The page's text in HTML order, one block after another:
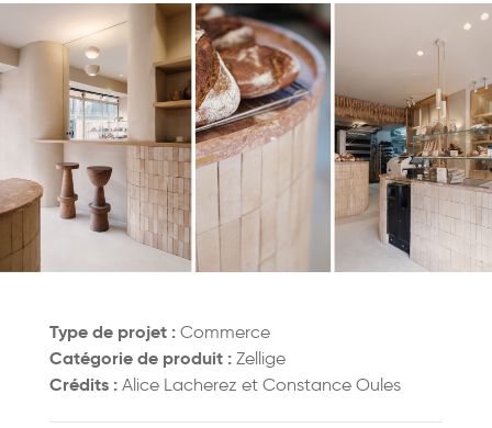
Type de projet : Commerce
Catégorie de produit :Zellige
Crédits :Alice Lacherez et Constance Oules